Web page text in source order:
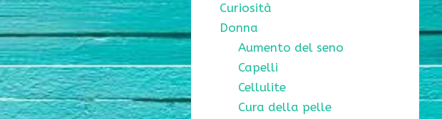
Curiosità
Donna
Aumento del seno
Capelli
Cellulite
Cura della pelle